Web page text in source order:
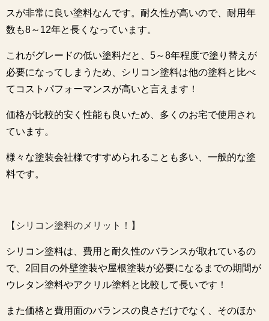
スが非常に良い塗料なんです。耐久性が高いので、耐用年
数も8～12年と長くなっています。
これがグレードの低い塗料だと、5～8年程度で塗り替えが
必要になってしまうため、シリコン塗料は他の塗料と比べ
てコストパフォーマンスが高いと言えます！
価格が比較的安く性能も良いため、多くのお宅で使用され
ています。
様々な塗装会社様ですすめられることも多い、一般的な塗
料です。
【シリコン塗料のメリット！】
シリコン塗料は、費用と耐久性のバランスが取れているの
で、2回目の外壁塗装や屋根塗装が必要になるまでの期間が
ウレタン塗料やアクリル塗料と比較して長いです！
また価格と費用面のバランスの良さだけでなく、そのほか